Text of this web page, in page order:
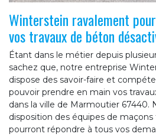
Winterstein ravalement
vos travaux de béton
Étant dans le métier depuis
sachez que, notre entreprise
dispose des savoir-faire et
pouvoir prendre en main vos
dans la ville de Marmoutier 67440.
disposition des équipes de
pourront répondre à tous vos